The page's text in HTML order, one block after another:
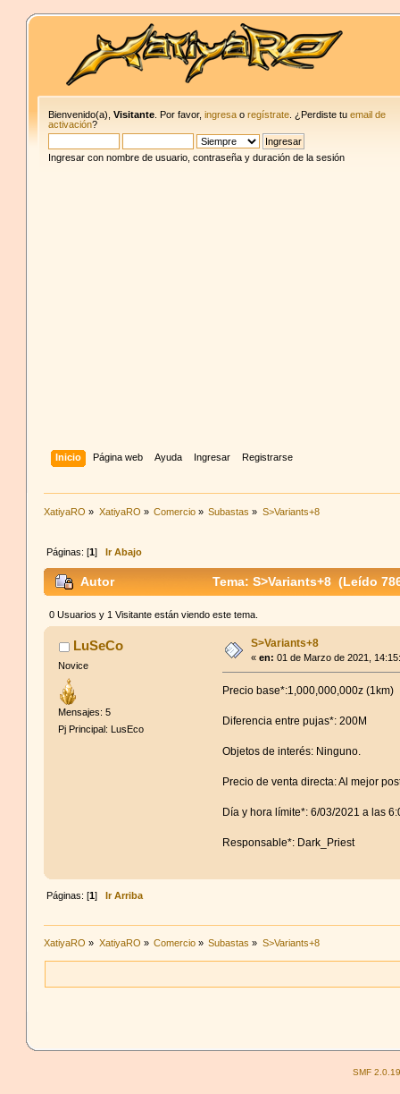
Bienvenido(a),Visitante . Por favor,ingresa oregístrate . ¿Perdiste tuemail de
activación?
Ingresar con nombre de usuario, contraseña y duración de la sesión
Inicio Página web Ayuda Ingresar Registrarse
XatiyaRO » XatiyaRO » Comercio » Subastas » S>Variants+8
Páginas: [1] Ir Abajo
Autor Tema: S>Variants+8 (Leído
0 Usuarios y 1 Visitante están viendo este tema.
LuSeCo
Novice
Mensajes: 5
Pj Principal: LusEco
S>Variants+8
«en: 01 de Marzo de 2021,
Precio base*:1,000,000,000z (1km)
Diferencia entre pujas*: 200M
Objetos de interés: Ninguno.
Precio de venta directa: Al mejor
Día y hora límite*: 6/03/2021 a las
Responsable*: Dark_Priest
Páginas: [1] Ir Arriba
XatiyaRO » XatiyaRO » Comercio » Subastas » S>Variants+8
SMF 2.0.19